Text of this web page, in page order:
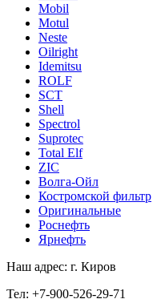
Mobil
Motul
Neste
Oilright
Idemitsu
ROLF
SCT
Shell
Spectrol
Suprotec
Total Elf
ZIC
Волга-Ойл
Костромской фильтр
Оригинальные
Роснефть
Ярнефть
Наш адрес: г. Киров
Тел: +7-900-526-29-71